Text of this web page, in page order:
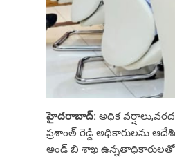
హైదరాబాద్: అధిక
ప్రశాంత్ రెడ్డి అధికారులను
అండ్ బి శాఖ ఉన్నతాధికారులతో